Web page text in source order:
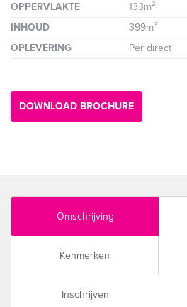
OPPERVLAKTE
133m²
INHOUD
399m³
OPLEVERING
Per direct
DOWNLOAD BROCHURE
Omschrijving
Kenmerken
Inschrijven